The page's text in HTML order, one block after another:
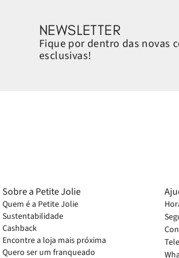
NEWSLETTER
Fique por dentro das novas
esclusivas!
Sobre a Petite Jolie
Quem é a Petite Jolie
Sustentabilidade
Cashback
Encontre a loja mais próxima
Quero ser um franqueado